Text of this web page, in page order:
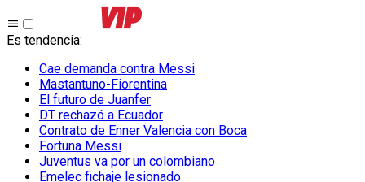
Es tendencia:
Cae demanda contra Messi
Mastantuno-Fiorentina
El futuro de Juanfer
DT rechazó a Ecuador
Contrato de Enner Valencia con Boca
Fortuna Messi
Juventus va por un colombiano
Emelec fichaje lesionado